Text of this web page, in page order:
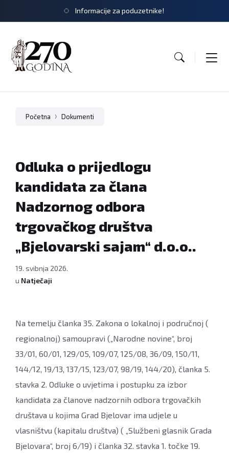
Informacije za poduzetnike!
Početna Dokumenti
Odluka o prijedlogu
kandidata za člana
Nadzornog odbora
trgovačkog društva
„Bjelovarski sajam“ d.o.o..
19. svibnja 2026.
u Natječaji
Na temelju članka 35. Zakona o lokalnoj i područnoj (
regionalnoj) samoupravi („Narodne novine“, broj
33/01, 60/01, 129/05, 109/07, 125/08, 36/09, 150/11,
144/12, 19/13, 137/15, 123/07, 98/19, 144/20), članka 5.
stavka 2. Odluke o uvjetima i postupku za izbor
kandidata za članove nadzornih odbora trgovačkih
društava u kojima Grad Bjelovar ima udjele u
vlasništvu (kapitalu društva) ( „Službeni glasnik Grada
Bjelovara“, broj 6/19) i članka 32. stavka 1. točke 19.